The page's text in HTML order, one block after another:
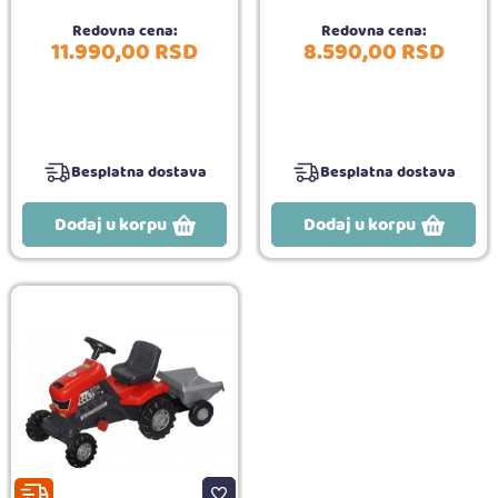
Redovna cena:
11.990,00RSD
Besplatna dostava
Dodaj u korpu
Redovna cena:
8.590,00RSD
Besplatna dostava
Dodaj u korpu